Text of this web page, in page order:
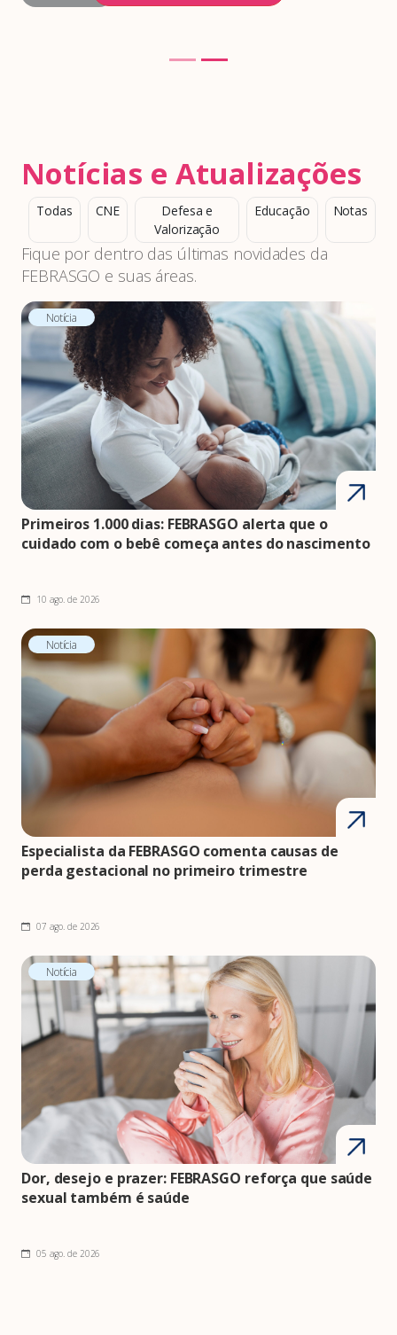
Notícias e Atualizações
Todas CNE
Defesa e
Valorização
Educação Notas
Fique por dentro das últimas novidades da
FEBRASGO e suas áreas.
Notícia
Primeiros 1.000 dias: FEBRASGO alerta que o
cuidado com o bebê começa antes do nascimento
10 ago. de 2026
Notícia
Especialista da FEBRASGO comenta causas de
perda gestacional no primeiro trimestre
07 ago. de 2026
Notícia
Dor, desejo e prazer: FEBRASGO reforça que saúde
sexual também é saúde
05 ago. de 2026